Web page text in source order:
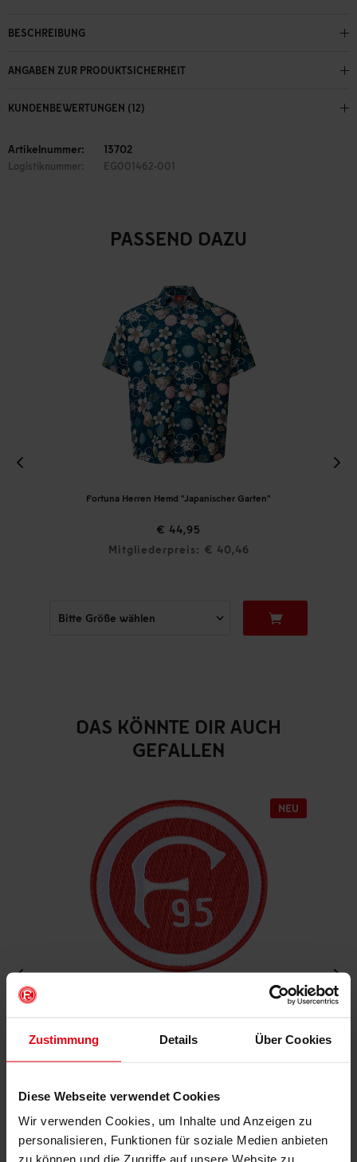
Zustimmung Details Über Cookies
Diese Webseite verwendet Cookies
Wir verwenden Cookies, um Inhalte und Anzeigen zu
personalisieren, Funktionen für soziale Medien anbieten
zu können und die Zugriffe auf unsere Website zu
BESCHREIBUNG
ANGABEN ZUR PRODUKTSICHERHEIT
KUNDENBEWERTUNGEN (12)
Artikelnummer: 13702
Logistiknummer: EG001462-001
PASSEND DAZU
Fortuna Herren Hemd "Japanischer Garten"
€ 44,95
Mitgliederpreis: € 40,46
DAS KÖNNTE DIR AUCH
GEFALLEN
€ 4,95
Mitgliederpreis: € 4,46
IN DEN WARENKORB